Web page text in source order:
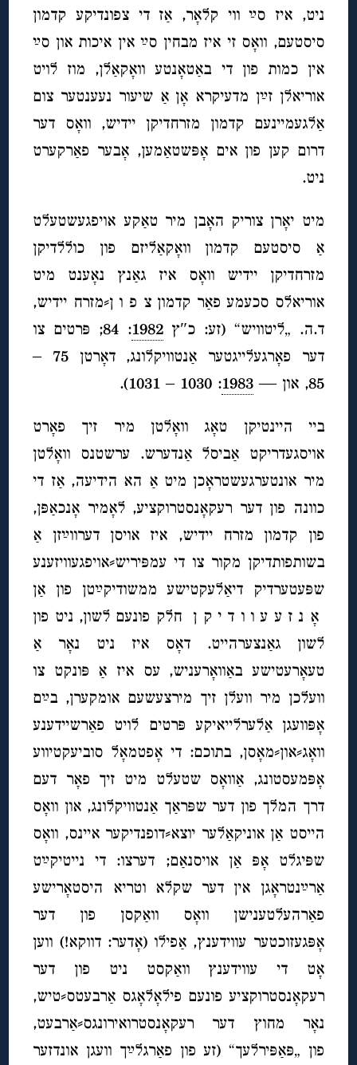
ניט, איז סײַ ווי קלאָר, אַז די צפונדיקע קדמון
סיסטעם, וואָס זי איז מבחין סײַ אין איכות און סײַ
אין כמות פון די באַטאָנטע וואָקאַלן, מוז לויט
אוריאלן זײַן מדעיקרא אָן אַ שיעור נעענטער צום
אַלגעמיינעם קדמון מזרחדיקן יידיש, וואָס דער
דרום קען פון אים אָפּשטאַמען, אָבער פאַרקערט
ניט.
מיט יאָרן צוריק האָבן מיר טאַקע אויפגעשטעלט
אַ סיסטעם קדמון וואָקאַליזם פון כוללדיקן
מזרחדיקן יידיש וואָס איז גאַנץ נאָענט מיט
אוריאלס סכעמע פאַר קדמון צ פ ו ן⸗מזרח יידיש,
ד.ה. „ליטוויש“ (זע: כ″ץ1982
: 84; פּרטים צו
דער פאָרגעלייגטער אַנטוויקלונג, דאָרטן 75 –
85, און —
1983
: 1030 – 1031).
ביי היינטיקן טאָג וואָלטן מיר זיך פאָרט
אויסגעדריקט אַביסל אַנדערש. ערשטנס וואָלטן
מיר אונטערגעשטראָכן מיט אַ הא הידיעה, אַז די
כוונה פון דער רעקאָנסטרוקציע, לאָמיר אָנכאַפּן,
פון קדמון מזרח יידיש, איז אויסן דערווײַזן אַ
בשותפותדיקן מקור צו די עמפּיריש⸗אויפגעוויזענע
שפּעטערדיק דיאַלעקטישע ממשודיקײַטן פון אַן
אָ נ ז ע ע ו ו ד י ק ן חלק פונעם לשון, ניט פון
לשון גאַנצערהייט. דאָס איז ניט נאָר אַ
טעאָרעטישע באַוואָרעניש, עס איז אַ פּונקט צו
וועלכן מיר וועלן זיך מירצעשעם אומקערן, בײַם
אָפּוועגן אַלערלייאיקע פּרטים לויט פאַרשיידענע
וואָג⸗און⸗מאָסן, בתוכם: די אָפטמאָל סוביעקטיווע
אָפּמעסטונג, אַוואָס שטעלט מיט זיך פאָר דעם
דרך המלך פון דער שפּראַך אַנטוויקלונג, און וואָס
הייסט אַן אוניקאַלער יוצא⸗דופנדיקער איינס, וואָס
שפּיגלט אָפּ אַן אויסנאַם; דערצו: די נייטיקײַט
אַרײַנטראָגן אין דער שקלא וטריא היסטאָרישע
פאַרהעלטענישן וואָס וואַקסן פון דער
אָפּגעזוכטער עווידענץ, אַפילו (אָדער: דווקא!) ווען
אָט די עווידענץ וואַקסט ניט פון דער
רעקאָנסטרוקציע פונעם פילאָלאָגס אַרבעטס⸗טיש,
נאָר מחוץ דער רעקאָנסטרואירונגס⸗אַרבעט,
פון „פּאַפּירלעך“ (זע פון פאַרגלײַך וועגן אונדזער